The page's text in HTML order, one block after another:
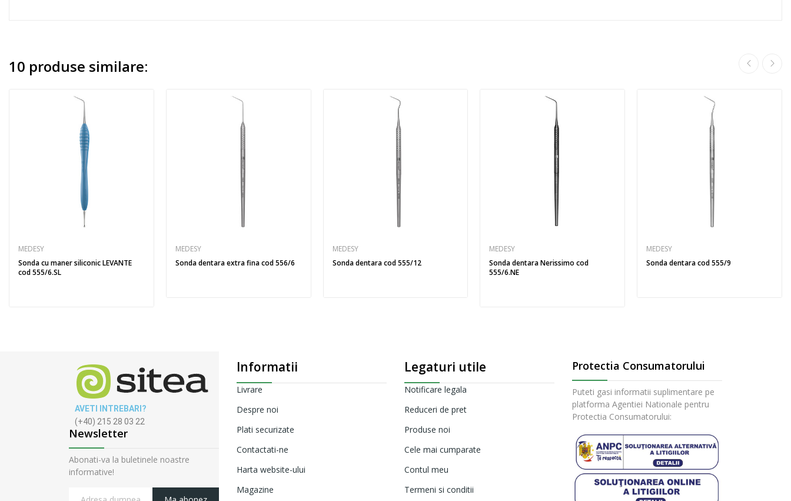
10 produse similare:
MEDESY
Sonda cu maner siliconic LEVANTE
cod 555/6.SL
MEDESY
Sonda dentara extra fina cod 556/6
MEDESY
Sonda dentara cod 555/12
MEDESY
Sonda dentara Nerissimo cod
555/6.NE
MEDESY
Sonda dentara cod 555/9
AVETI INTREBARI?
(+40) 215 28 03 22
Newsletter
Abonati-va la buletinele noastre
informative!
Informatii
Livrare
Despre noi
Plati securizate
Contactati-ne
Harta website-ului
Magazine
Legaturi utile
Notificare legala
Reduceri de pret
Produse noi
Cele mai cumparate
Contul meu
Termeni si conditii
Protectia Consumatorului
Puteti gasi informatii suplimentare pe
platforma Agentiei Nationale pentru
Protectia Consumatorului: